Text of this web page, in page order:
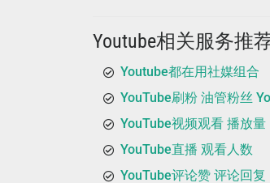
Youtube相关服务推
Youtube都在用社媒组合
YouTube刷粉 油管粉丝
YouTube视频观看 播放量
YouTube直播 观看人数
YouTube评论赞 评论回复